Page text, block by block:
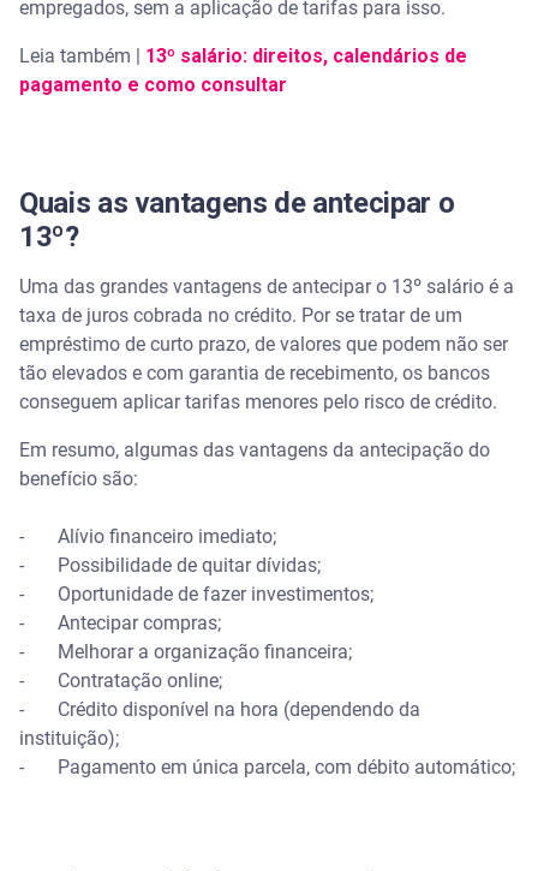
empregados, sem a aplicação de tarifas para isso.
Leia também | 13º salário: direitos, calendários de
pagamento e como consultar
Quais as vantagens de antecipar o
13º?
Uma das grandes vantagens de antecipar o 13º salário é a
taxa de juros cobrada no crédito. Por se tratar de um
empréstimo de curto prazo, de valores que podem não ser
tão elevados e com garantia de recebimento, os bancos
conseguem aplicar tarifas menores pelo risco de crédito.
Em resumo, algumas das vantagens da antecipação do
benefício são:
- Alívio financeiro imediato;
- Possibilidade de quitar dívidas;
- Oportunidade de fazer investimentos;
- Antecipar compras;
- Melhorar a organização financeira;
- Contratação online;
- Crédito disponível na hora (dependendo da
instituição);
- Pagamento em única parcela, com débito automático;